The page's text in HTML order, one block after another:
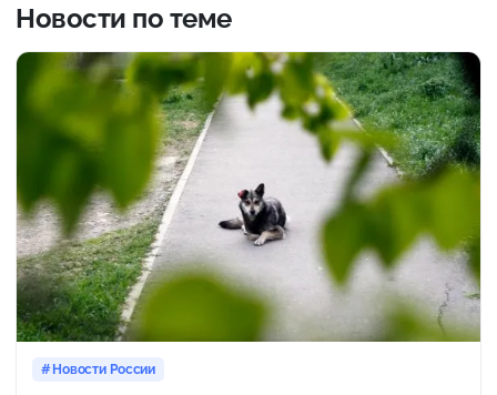
Новости по теме
Новости России